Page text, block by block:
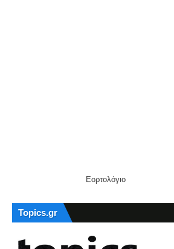
Εορτολόγιο
Topics.gr